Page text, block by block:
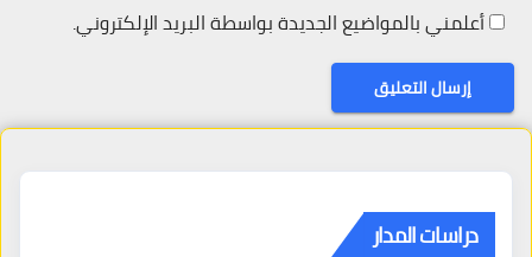
أعلمني بالمواضيع الجديدة بواسطة البريد الإلكتروني.
دراسات المدار